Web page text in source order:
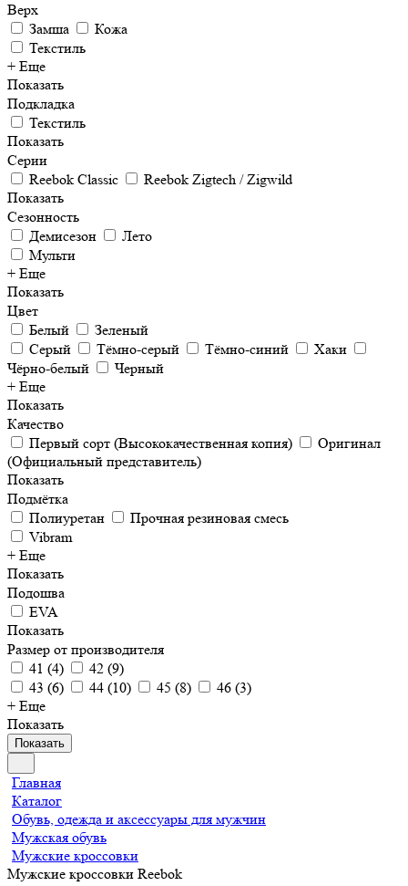
Верх
Замша
Кожа
Текстиль
+ Еще
Показать
Подкладка
Текстиль
Показать
Серии
Reebok Classic
Reebok Zigtech / Zigwild
Показать
Сезонность
Демисезон
Лето
Мульти
+ Еще
Показать
Цвет
Белый
Зеленый
Серый
Тёмно-серый Тёмно-синий
Хаки
Чёрно-белый
Черный
+ Еще
Показать
Качество
Первый сорт (Высококачественная копия)
Оригинал
(Официальный представитель)
Показать
Подмётка
Полиуретан
Прочная резиновая смесь
Vibram
+ Еще
Показать
Подошва
EVA
Показать
Размер от производителя
41 (4) 42 (9)
43 (6) 44 (10) 45 (8) 46 (3)
+ Еще
Показать
Показать
Главная
Каталог
Обувь, одежда и аксессуары для мужчин
Мужская обувь
Мужские кроссовки
Мужские кроссовки Reebok